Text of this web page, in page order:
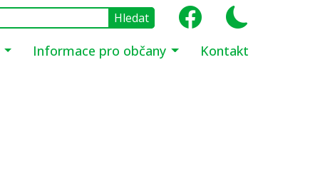
Informace pro občany Kontakt